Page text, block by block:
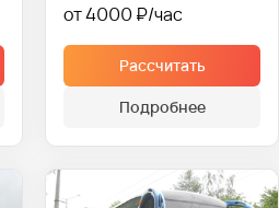
от 4000 ₽
Рассчитать
Подробнее